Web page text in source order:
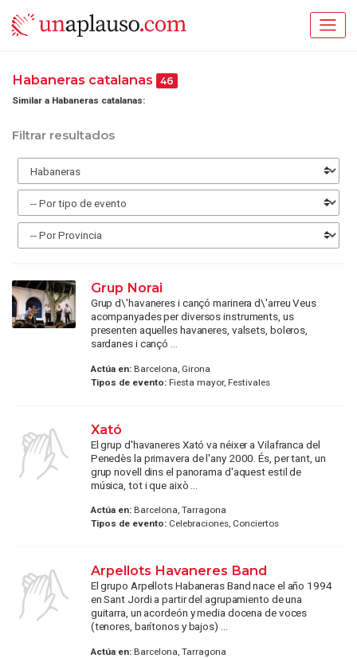
Habaneras catalanas 46
Similar a Habaneras catalanas:
Filtrar resultados
Grup Norai
Grup d\'havaneres i cançó marinera d\'arreu Veus
acompanyades per diversos instruments, us
presenten aquelles havaneres, valsets, boleros,
sardanes i cançó ...
Actúa en:Barcelona, Girona
Tipos de evento:Fiesta mayor, Festivales
Xató
El grup d'havaneres Xató va néixer a Vilafranca del
Penedès la primavera de l'any 2000. És, per tant, un
grup novell dins el panorama d'aquest estil de
música, tot i que això ...
Actúa en:Barcelona, Tarragona
Tipos de evento:Celebraciones, Conciertos
Arpellots Havaneres Band
El grupo Arpellots Habaneras Band nace el año 1994
en Sant Jordi a partir del agrupamiento de una
guitarra, un acordeón y media docena de voces
(tenores, barítonos y bajos) ...
Actúa en:Barcelona, Tarragona